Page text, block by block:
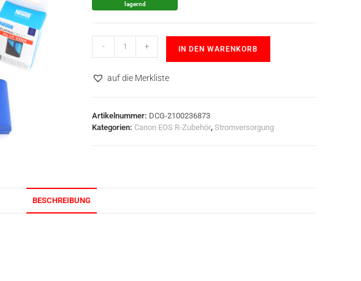
lagernd
- + IN DEN WARENKORB
auf die Merkliste
Artikelnummer: DCG-2100236873
Kategorien: Canon EOS R-Zubehör,Stromversorgung
BESCHREIBUNG